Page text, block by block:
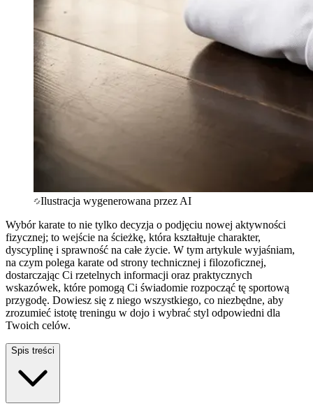
Ilustracja wygenerowana przez AI
Wybór karate to nie tylko decyzja o podjęciu nowej aktywności
fizycznej; to wejście na ścieżkę, która kształtuje charakter,
dyscyplinę i sprawność na całe życie. W tym artykule wyjaśniam,
na czym polega karate od strony technicznej i filozoficznej,
dostarczając Ci rzetelnych informacji oraz praktycznych
wskazówek, które pomogą Ci świadomie rozpocząć tę sportową
przygodę. Dowiesz się z niego wszystkiego, co niezbędne, aby
zrozumieć istotę treningu w dojo i wybrać styl odpowiedni dla
Twoich celów.
Spis treści